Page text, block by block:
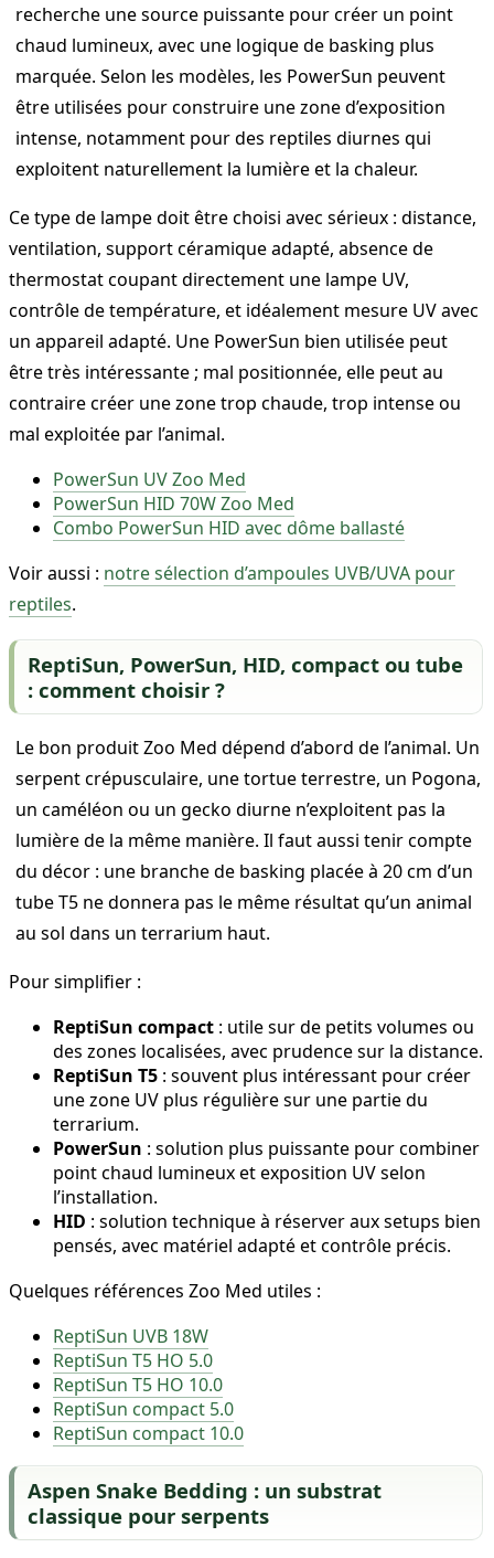
recherche une source puissante pour créer un point
chaud lumineux, avec une logique de basking plus
marquée. Selon les modèles, les PowerSun peuvent
être utilisées pour construire une zone d’exposition
intense, notamment pour des reptiles diurnes qui
exploitent naturellement la lumière et la chaleur.
Ce type de lampe doit être choisi avec sérieux : distance,
ventilation, support céramique adapté, absence de
thermostat coupant directement une lampe UV,
contrôle de température, et idéalement mesure UV avec
un appareil adapté. Une PowerSun bien utilisée peut
être très intéressante ; mal positionnée, elle peut au
contraire créer une zone trop chaude, trop intense ou
mal exploitée par l’animal.
PowerSun UV Zoo Med
PowerSun HID 70W Zoo Med
Combo PowerSun HID avec dôme ballasté
Voir aussi : notre sélection d’ampoules UVB/UVA pour
reptiles.
ReptiSun, PowerSun, HID, compact ou tube
: comment choisir ?
Le bon produit Zoo Med dépend d’abord de l’animal. Un
serpent crépusculaire, une tortue terrestre, un Pogona,
un caméléon ou un gecko diurne n’exploitent pas la
lumière de la même manière. Il faut aussi tenir compte
du décor : une branche de basking placée à 20 cm d’un
tube T5 ne donnera pas le même résultat qu’un animal
au sol dans un terrarium haut.
Pour simplifier :
ReptiSun compact : utile sur de petits volumes ou
des zones localisées, avec prudence sur la distance.
ReptiSun T5 : souvent plus intéressant pour créer
une zone UV plus régulière sur une partie du
terrarium.
PowerSun : solution plus puissante pour combiner
point chaud lumineux et exposition UV selon
l’installation.
HID : solution technique à réserver aux setups bien
pensés, avec matériel adapté et contrôle précis.
Quelques références Zoo Med utiles :
ReptiSun UVB 18W
ReptiSun T5 HO 5.0
ReptiSun T5 HO 10.0
ReptiSun compact 5.0
ReptiSun compact 10.0
Aspen Snake Bedding : un substrat
classique pour serpents